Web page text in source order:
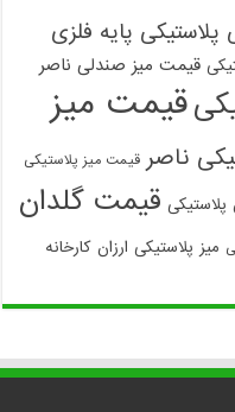
پایه فلزی
قیمت میز صندلی ناصر
قیمت میز
ناصر قیمت میز پلاستیکی
قیمت گلدان
میز پلاستیکی ارزان کارخانه